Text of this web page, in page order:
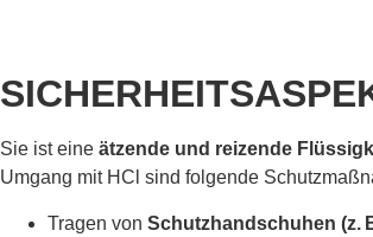
Sie ist eine ätzende und reizende
Umgang mit HCl sind folgende
Tragen von Schutzhandschuhen (z.